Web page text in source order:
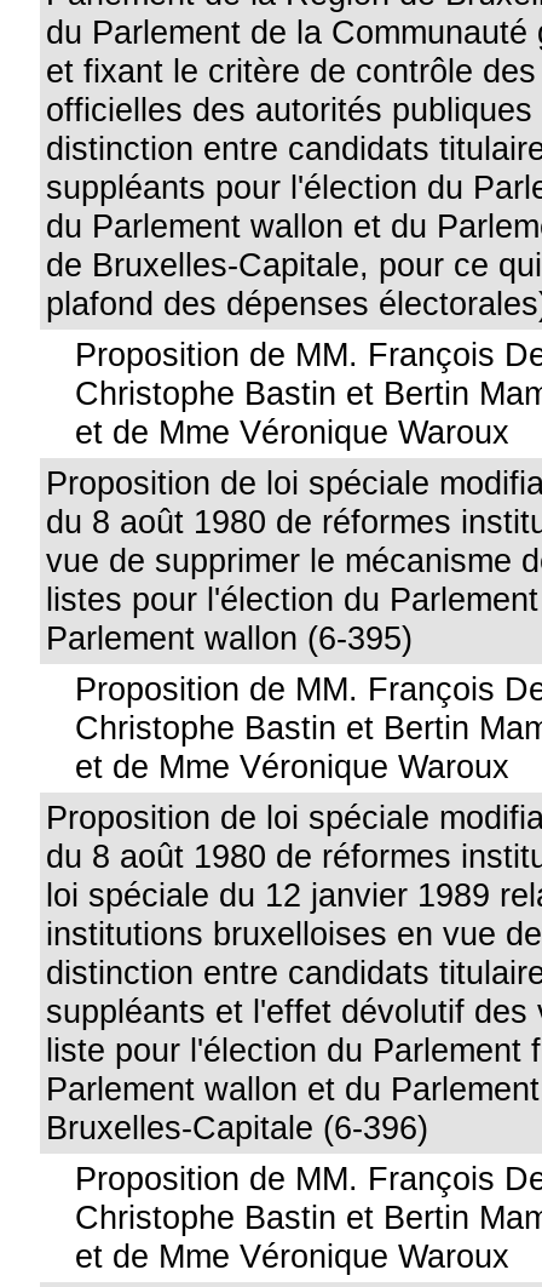
du Parlement de la Communauté
et fixant le critère de contrôle
officielles des autorités
distinction entre candidats
suppléants pour l'élection du
du Parlement wallon et du
de Bruxelles-Capitale, pour ce
plafond des dépenses
Proposition de MM. François
Christophe Bastin et Bertin
et de Mme Véronique Waroux
Proposition de loi spéciale
du 8 août 1980 de réformes
vue de supprimer le mécanisme
listes pour l'élection du
Parlement wallon (6-395)
Proposition de MM. François
Christophe Bastin et Bertin
et de Mme Véronique Waroux
Proposition de loi spéciale
du 8 août 1980 de réformes
loi spéciale du 12 janvier 1989
institutions bruxelloises en vue
distinction entre candidats
suppléants et l'effet dévolutif des
liste pour l'élection du Parlement
Parlement wallon et du
Bruxelles-Capitale (6-396)
Proposition de MM. François
Christophe Bastin et Bertin
et de Mme Véronique Waroux